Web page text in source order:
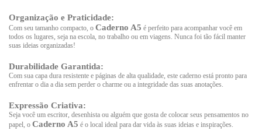
Organização e Praticidade:
Com seu tamanho compacto, o Caderno A5 é perfeito para acompanhar você em
todos os lugares, seja na escola, no trabalho ou em viagens. Nunca foi tão fácil manter
suas ideias organizadas!
Durabilidade Garantida:
Com sua capa dura resistente e páginas de alta qualidade, este caderno está pronto para
enfrentar o dia a dia sem perder o charme ou a integridade das suas anotações.
Expressão Criativa:
Seja você um escritor, desenhista ou alguém que gosta de colocar seus pensamentos no
papel, o Caderno A5 é o local ideal para dar vida às suas ideias e inspirações.